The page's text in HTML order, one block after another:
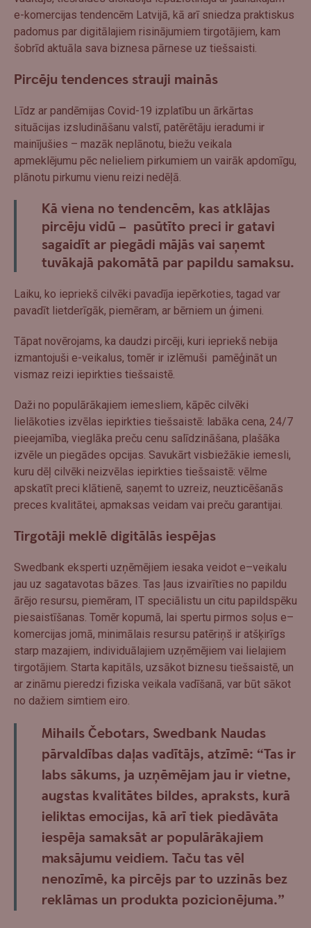
e-komercijas tendencēm Latvijā, kā arī sniedza praktiskus
padomus par digitālajiem risinājumiem tirgotājiem, kam
šobrīd aktuāla sava biznesa pārnese uz tiešsaisti.
Pircēju tendences strauji mainās
Līdz ar pandēmijas Covid-19 izplatību un ārkārtas
situācijas izsludināšanu valstī, patērētāju ieradumi ir
mainījušies – mazāk neplānotu, biežu veikala
apmeklējumu pēc nelieliem pirkumiem un vairāk apdomīgu,
plānotu pirkumu vienu reizi nedēļā.
Kā viena no tendencēm, kas atklājas
pircēju vidū – pasūtīto preci ir gatavi
sagaidīt ar piegādi mājās vai saņemt
tuvākajā pakomātā par papildu samaksu.
Laiku, ko iepriekš cilvēki pavadīja iepērkoties, tagad var
pavadīt lietderīgāk, piemēram, ar bērniem un ģimeni.
Tāpat novērojams, ka daudzi pircēji, kuri iepriekš nebija
izmantojuši e-veikalus, tomēr ir izlēmuši pamēģināt un
vismaz reizi iepirkties tiešsaistē.
Daži no populārākajiem iemesliem, kāpēc cilvēki
lielākoties izvēlas iepirkties tiešsaistē: labāka cena, 24/7
pieejamība, vieglāka preču cenu salīdzināšana, plašāka
izvēle un piegādes opcijas. Savukārt visbiežākie iemesli,
kuru dēļ cilvēki neizvēlas iepirkties tiešsaistē: vēlme
apskatīt preci klātienē, saņemt to uzreiz, neuzticēšanās
preces kvalitātei, apmaksas veidam vai preču garantijai.
Tirgotāji meklē digitālās iespējas
Swedbank eksperti uzņēmējiem iesaka veidot e–veikalu
jau uz sagatavotas bāzes. Tas ļaus izvairīties no papildu
ārējo resursu, piemēram, IT speciālistu un citu papildspēku
piesaistīšanas. Tomēr kopumā, lai spertu pirmos soļus e–
komercijas jomā, minimālais resursu patēriņš ir atšķirīgs
starp mazajiem, individuālajiem uzņēmējiem vai lielajiem
tirgotājiem. Starta kapitāls, uzsākot biznesu tiešsaistē, un
ar zināmu pieredzi fiziska veikala vadīšanā, var būt sākot
no dažiem simtiem eiro.
Mihails Čebotars, Swedbank Naudas
pārvaldības daļas vadītājs, atzīmē: “Tas ir
labs sākums, ja uzņēmējam jau ir vietne,
augstas kvalitātes bildes, apraksts, kurā
ieliktas emocijas, kā arī tiek piedāvāta
iespēja samaksāt ar populārākajiem
maksājumu veidiem. Taču tas vēl
nenozīmē, ka pircējs par to uzzinās bez
reklāmas un produkta pozicionējuma.”